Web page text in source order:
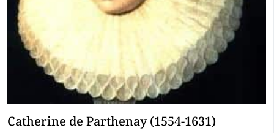
Catherine de Parthenay (1554-1631)